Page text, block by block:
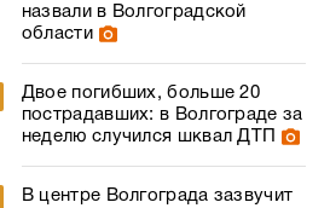
назвали в Волгоградской
области
Двое погибших, больше 20
пострадавших: в Волгограде за
неделю случился шквал ДТП
В центре Волгограда зазвучит